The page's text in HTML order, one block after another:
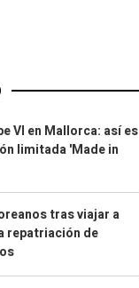
VI en Mallorca: así es
limitada 'Made in
tras viajar a
repatriación de